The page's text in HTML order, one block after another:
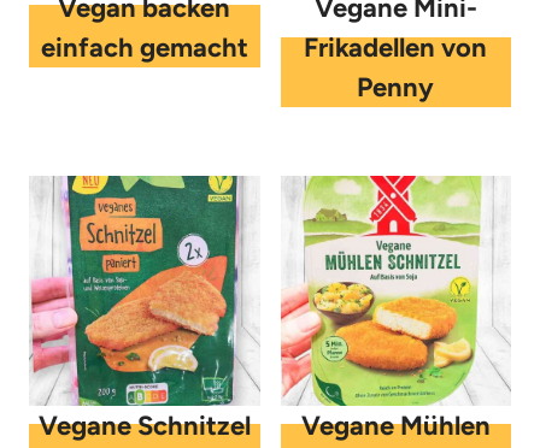
Vegan backen
einfach gemacht
Vegane Mini-
Frikadellen von
Penny
Vegane Schnitzel
Vegane Mühlen